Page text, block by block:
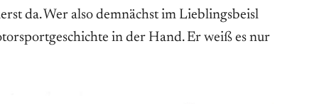
da. Wer also demnächst im Lieblingsbeisl
in der Hand. Er weiß es nur